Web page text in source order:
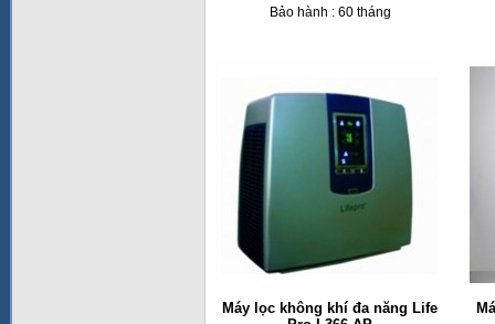
Bảo hành : 60 tháng
Máy lọc không khí đa năng Life